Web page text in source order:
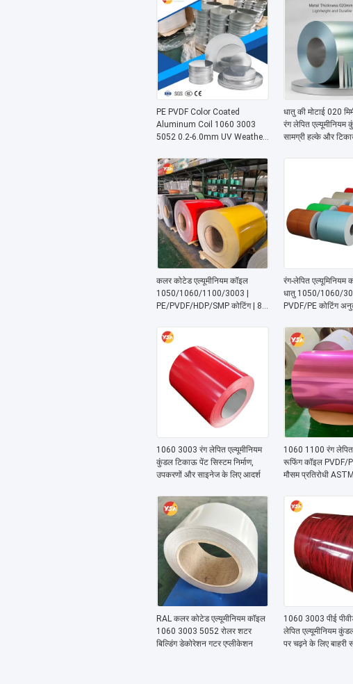
PE PVDF Color Coated
Aluminum Coil 1060 3003
5052 0.2-6.0mm UV Weather
Building Decoration
धातु की मोटाई 020
रंग लेपित एल्यूमीनियम
सामग्री हल्के और
कलर कोटेड एल्यूमीनियम कॉइल
1050/1060/1100/3003 |
PE/PVDF/HDP/SMP कोटिंग | 80-
और छत के लिए
रंग-लेपित एल्यूमिनियम
धातु 1050/1060/
PVDF/PE कोटिंग
आदर्श
1060 3003 रंग लेपित एल्यूमीनियम
कुंडल टिकाऊ पेंट सिस्टम निर्माण,
उपकरणों और साइनेज के लिए आदर्श
1060 1100 रंग लेपित
रूफिंग कॉइल PVDF/
मौसम प्रतिरोधी
RAL कलर कोटेड एल्यूमीनियम कॉइल
1060 3003 5052 रोलर शटर
बिल्डिंग डेकोरेशन गटर एप्लीकेशन
1060 3003 पीई
लेपित एल्यूमीनियम
पर चढ़ने के लिए बाहरी